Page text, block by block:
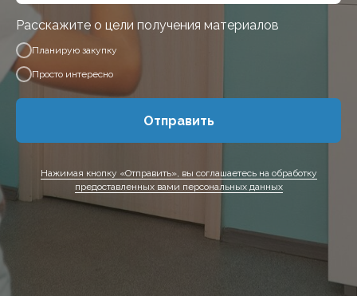
Расскажите о цели получения материалов
Планирую закупку
Просто интересно
Отправить
Нажимая кнопку «Отправить», вы соглашаетесь на обработку
предоставленных вами персональных данных